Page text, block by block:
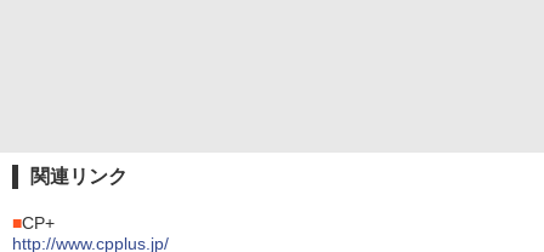
関連リンク
■CP+
http://www.cpplus.jp/